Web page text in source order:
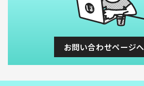
お問い合わせページへ